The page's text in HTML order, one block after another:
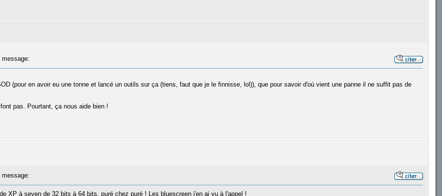
(pour en avoir eu une tonne et lancé un outils sur ça (tiens, faut que je le finnisse, lol)), que pour savoir d'où vient une panne il ne suffit pas de
pas. Pourtant, ça nous aide bien !
XP à seven de 32 bits à 64 bits, puré chez puré ! Les bluescreen j'en ai vu à l'appel !